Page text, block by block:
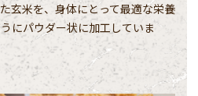
玄米を、身体にとって最適な栄養
にパウダー状に加工していま